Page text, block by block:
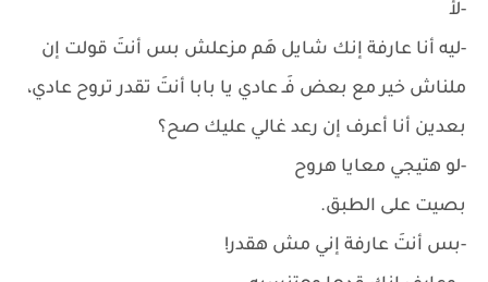
-لأ
-ليه أنا عارفة إنك شايل هَم مزعلش بس أنتَ قولت إن
ملناش خير مع بعض فَـ عادي يا بابا أنتَ تقدر تروح عادي،
بعدين أنا أعرف إن رعد غالي عليك صح؟
-لو هتيجي معايا هروح
بصيت على الطبق.
-بس أنتَ عارفة إني مش هقدر!